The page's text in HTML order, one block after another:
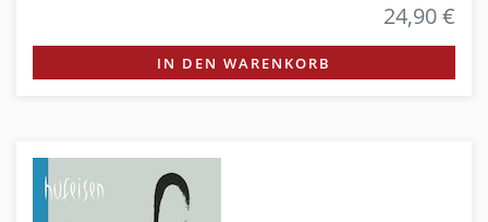
24,90 €
IN DEN WARENKORB